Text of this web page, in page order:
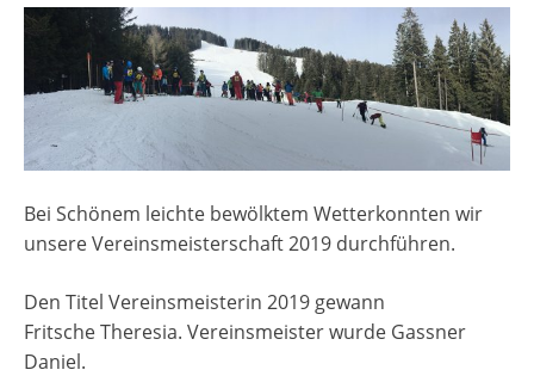
Bei Schönem leichte bewölktem Wetterkonnten wir
unsere Vereinsmeisterschaft 2019 durchführen.
Den Titel Vereinsmeisterin 2019 gewann
Fritsche Theresia. Vereinsmeister wurde Gassner
Daniel.